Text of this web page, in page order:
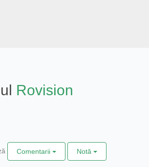
Rovision
Comentarii Notă